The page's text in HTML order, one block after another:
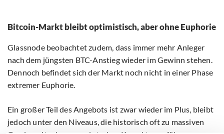
Bitcoin-Markt bleibt optimistisch, aber ohne Euphorie
Glassnode beobachtet zudem, dass immer mehr Anleger
nach dem jüngsten BTC-Anstieg wieder im Gewinn stehen.
Dennoch befindet sich der Markt noch nicht in einer Phase
extremer Euphorie.
Ein großer Teil des Angebots ist zwar wieder im Plus, bleibt
jedoch unter den Niveaus, die historisch oft zu massiven